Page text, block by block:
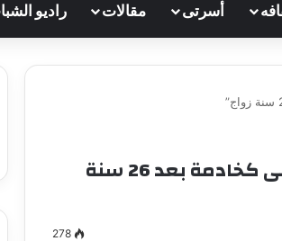
أسرتى مقالات راديو
سيدة فى دعوى طلاق: “يخوننى ويهملنى ويعاملنى كخادمة بعد 26 سنة
278